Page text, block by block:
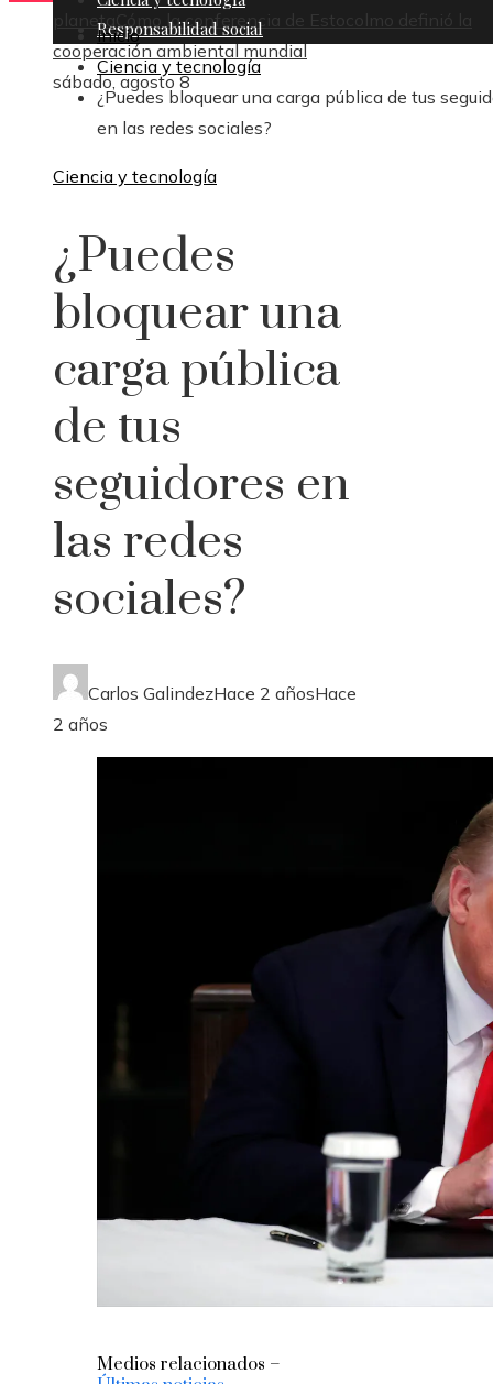
planeta
Cómo la conferencia de Estocolmo definió la
cooperación ambiental mundial
sábado, agosto 8
Responsabilidad social
Inicio
Ciencia y tecnología
¿Puedes bloquear una carga pública de tus
en las redes sociales?
Ciencia y tecnología
¿Puedes
bloquear una
carga pública
de tus
seguidores en
las redes
sociales?
Carlos GalindezHace 2 añosHace
2 años
Medios relacionados –